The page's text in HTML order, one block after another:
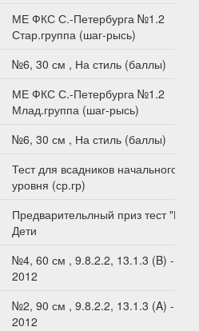
МЕ ФКС С.-Петербурга №1.2
Стар.группа (шаг-рысь)
№6, 30 см , На стиль (баллы)
МЕ ФКС С.-Петербурга №1.2
Млад.группа (шаг-рысь)
№6, 30 см , На стиль (баллы)
Тест для всадников начального
уровня (ср.гр)
Предварительлный приз тест "В".
Дети
№4, 60 см , 9.8.2.2, 13.1.3 (B) -
2012
№2, 90 см , 9.8.2.2, 13.1.3 (A) -
2012